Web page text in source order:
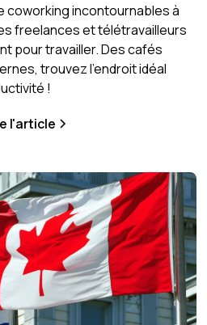
coworking incontournables à
freelances et télétravailleurs
pour travailler. Des cafés
trouvez l'endroit idéal
!
l'article